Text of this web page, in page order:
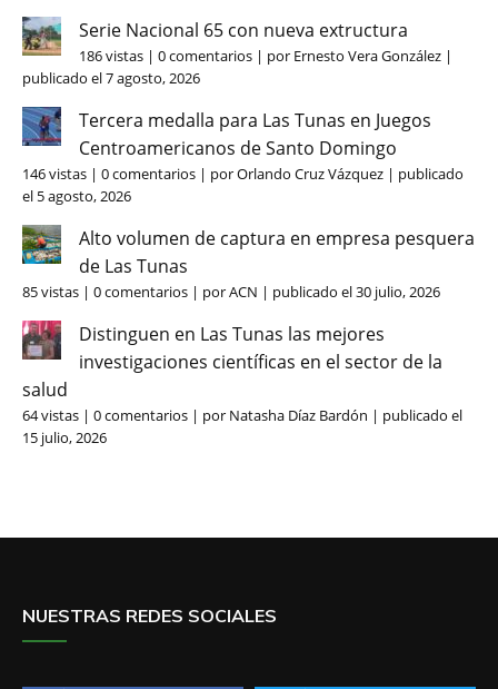
Serie Nacional 65 con nueva extructura
186 vistas | 0 comentarios | por Ernesto Vera González |
publicado el 7 agosto, 2026
Tercera medalla para Las Tunas en Juegos
Centroamericanos de Santo Domingo
146 vistas | 0 comentarios | porOrlando Cruz Vázquez | publicado
el 5 agosto, 2026
Alto volumen de captura en empresa pesquera
de Las Tunas
85 vistas | 0 comentarios | porACN | publicado el 30 julio, 2026
Distinguen en Las Tunas las mejores
investigaciones científicas en el sector de la
salud
64 vistas | 0 comentarios | por Natasha Díaz Bardón | publicado el
15 julio, 2026
NUESTRAS REDES SOCIALES